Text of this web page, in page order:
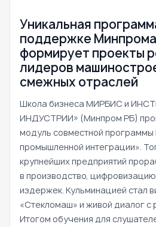
Уникальная
поддержке
формирует проекты
лидеров
смежных отраслей
Школа бизнеса МИРБИС и
ИНДУСТРИИ» (Минпром РБ)
модуль совместной программы
промышленной интеграции».
крупнейших предприятий
в производство,
издержек. Кульминацией стал
«Стекломаш» и живой диалог с
Итогом обучения для